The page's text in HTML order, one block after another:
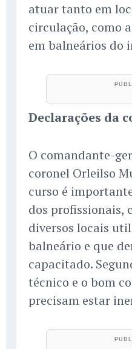
atuar tanto em
circulação, como
em balneários do
Declarações da
O comandante-
coronel Orleilso
curso é
dos profissionais,
diversos locais
balneário e que
capacitado.
técnico e o bom
precisam estar